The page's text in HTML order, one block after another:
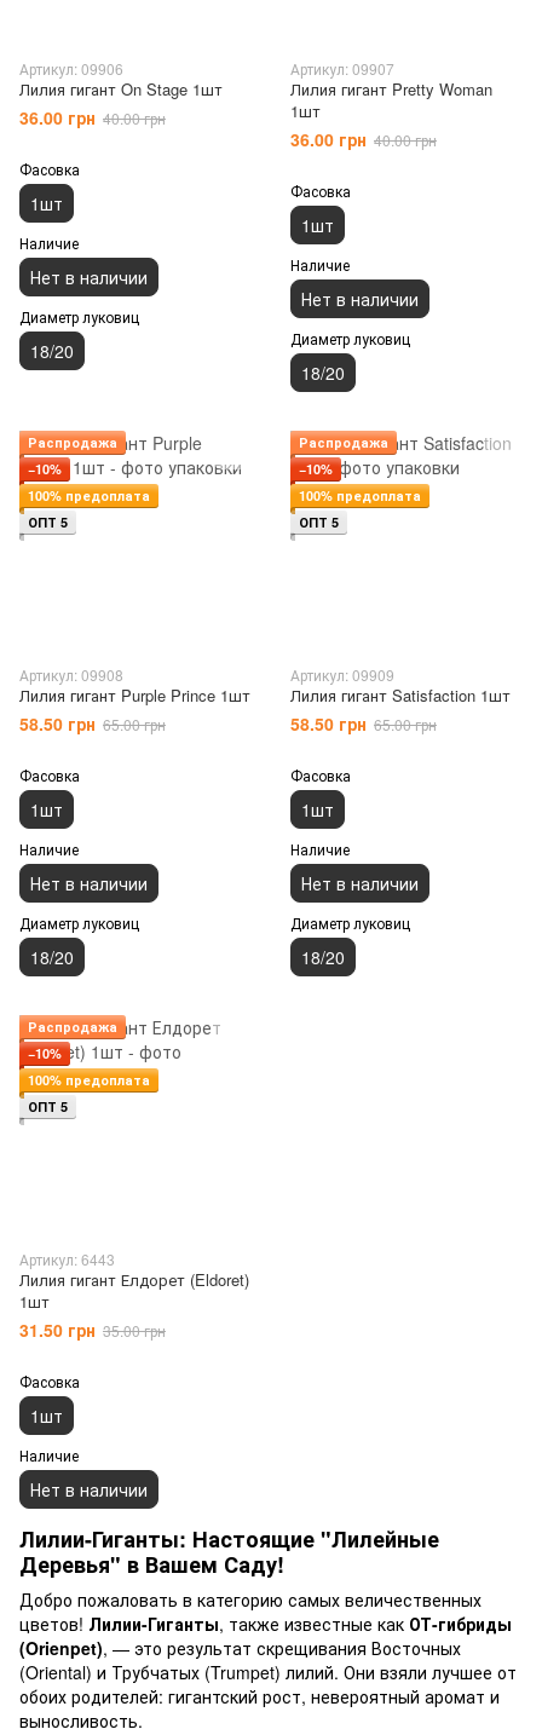
Артикул: 09906
Лилия гигант On Stage 1шт
36.00 грн 40.00 грн
Фасовка
1шт
Наличие
Нет в наличии
Диаметр луковиц
18/20
Артикул: 09907
Лилия гигант Pretty Woman
1шт
36.00 грн 40.00 грн
Фасовка
1шт
Наличие
Нет в наличии
Диаметр луковиц
18/20
Распродажа
−10%
100% предоплата
ОПТ 5
Артикул: 09908
Лилия гигант Purple Prince 1шт
58.50 грн 65.00 грн
Фасовка
1шт
Наличие
Нет в наличии
Диаметр луковиц
18/20
Распродажа
−10%
100% предоплата
ОПТ 5
Артикул: 09909
Лилия гигант Satisfaction 1шт
58.50 грн 65.00 грн
Фасовка
1шт
Наличие
Нет в наличии
Диаметр луковиц
18/20
Распродажа
−10%
100% предоплата
ОПТ 5
Артикул: 6443
Лилия гигант Елдорет (Eldoret)
1шт
31.50 грн 35.00 грн
Фасовка
1шт
Наличие
Нет в наличии
Лилии-Гиганты: Настоящие "Лилейные
Деревья" в Вашем Саду!
Добро пожаловать в категорию самых величественных
цветов! Лилии-Гиганты, также известные как ОТ-гибриды
(Orienpet), — это результат скрещивания Восточных
(Oriental) и Трубчатых (Trumpet) лилий. Они взяли лучшее от
обоих родителей: гигантский рост, невероятный аромат и
выносливость.